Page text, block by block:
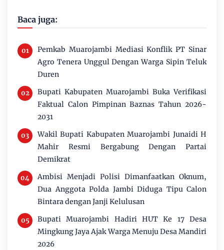
Baca juga:
Pemkab Muarojambi Mediasi Konflik PT Sinar
Agro Tenera Unggul Dengan Warga Sipin Teluk
Duren
Bupati Kabupaten Muarojambi Buka Verifikasi
Faktual Calon Pimpinan Baznas Tahun 2026-
2031
Wakil Bupati Kabupaten Muarojambi Junaidi H
Mahir Resmi Bergabung Dengan Partai
Demikrat
Ambisi Menjadi Polisi Dimanfaatkan Oknum,
Dua Anggota Polda Jambi Diduga Tipu Calon
Bintara dengan Janji Kelulusan
Bupati Muarojambi Hadiri HUT Ke 17 Desa
Mingkung Jaya Ajak Warga Menuju Desa Mandiri
2026